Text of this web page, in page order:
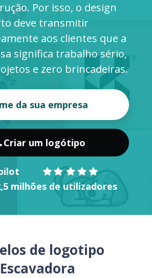
INICIAR SESSÃO
Por isso, o design
deve transmitir
aos clientes que a
significa trabalho sério,
e zero brincadeiras.
Criar um logótipo
milhões de utilizadores
de logotipo
Escavadora